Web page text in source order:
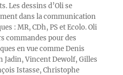
Les dessins d’Oli se
dans la communication
: MR, CDh, PS et Ecolo. Oli
commandes pour des
en vue comme Denis
Jadin, Vincent Dewolf, Gilles
Istasse, Christophe